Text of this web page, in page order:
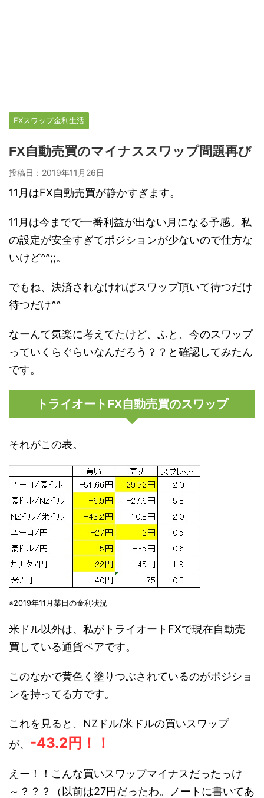
FXスワップ金利生活
FX自動売買のマイナススワップ問題再び
投稿日： 2019年11月26日
11月はFX自動売買が静かすぎます。
11月は今までで一番利益が出ない月になる予感。私
の設定が安全すぎてポジションが少ないので仕方な
いけど^^;;。
でもね、決済されなければスワップ頂いて待つだけ
待つだけ^^
なーんて気楽に考えてたけど、ふと、今のスワップ
っていくらぐらいなんだろう？？と確認してみたん
です。
トライオートFX自動売買のスワップ
それがこの表。
※2019年11月某日の金利状況
米ドル以外は、私がトライオートFXで現在自動売
買している通貨ペアです。
このなかで黄色く塗りつぶされているのがポジショ
ンを持ってる方です。
これを見ると、NZドル/米ドルの買いスワップ
が、 -43.2円！！
えー！！こんな買いスワップマイナスだったっけ
～？？？（以前は27円だったわ。ノートに書いてあ